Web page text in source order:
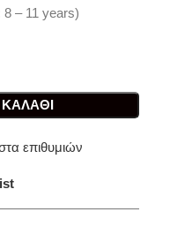
– 11 years)
επιθυμιών